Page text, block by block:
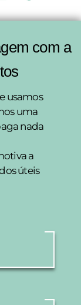
com a
usamos
uma
nada
a
úteis